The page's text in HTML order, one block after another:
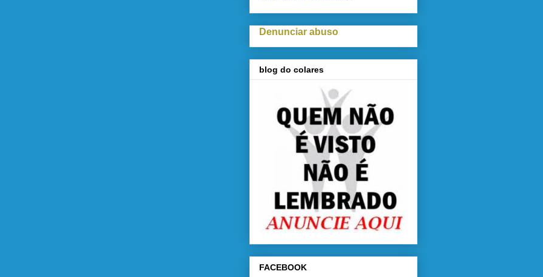
Denunciar abuso
blog do colares
FACEBOOK